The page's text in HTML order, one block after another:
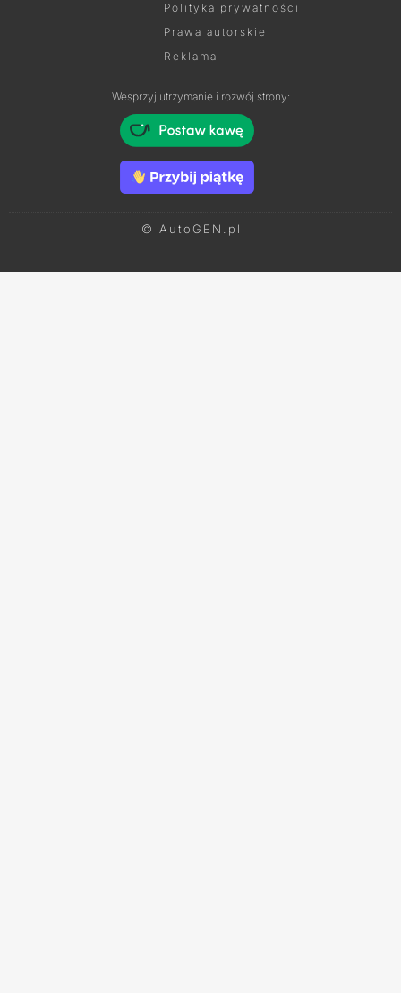
Polityka prywatności
Prawa autorskie
Reklama
Wesprzyj utrzymanie i rozwój strony:
© AutoGEN.pl